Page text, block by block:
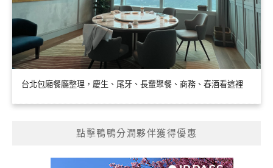
台北包廂餐廳整理，慶生、尾牙、長輩聚餐、商務、春酒看這裡
點擊鴨鴨分潤夥伴獲得優惠